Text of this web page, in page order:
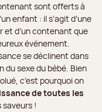
sont offerts à
enfant : il s’agit d’une
et d’un contenant que
événement.
se déclinent dans
du sexe du bébé. Bien
c’est pourquoi on
de toutes les
!